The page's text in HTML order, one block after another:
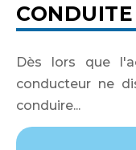
Dès lors que
conducteur ne
conduire...